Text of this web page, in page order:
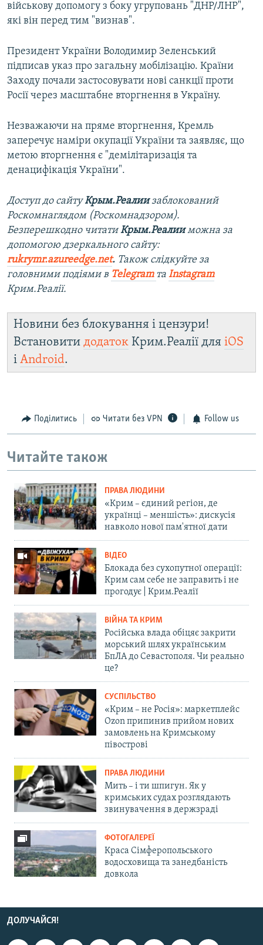
військову допомогу з боку угруповань "ДНР/ЛНР",
які він перед тим "визнав".
Президент України Володимир Зеленський
підписав указ про загальну мобілізацію. Країни
Заходу почали застосовувати нові санкції проти
Росії через масштабне вторгнення в Україну.
Незважаючи на пряме вторгнення, Кремль
заперечує наміри окупації України та заявляє, що
метою вторгнення є "демілітаризація та
денацифікація України".
Доступ до сайтуКрым.Реалиизаблокований
Роскомнаглядом (Роскомнадзором).
Безперешкодно читатиКрым.Реалииможна за
допомогою дзеркального сайту​:
rukrymr.azureedge.net. Також слідкуйте за
головними подіями в Telegram та Instagram
Крим.Реалії.
Новини без блокування і цензури!
Встановити додаток Крим.Реалії для iOS
і Android.
Поділитись Читати без VPN Follow us
Читайте також
ПРАВА ЛЮДИНИ
«Крим – єдиний регіон, де
українці – меншість»: дискусія
навколо нової пам'ятної дати
ВІДЕО
Блокада без сухопутної операції:
Крим сам себе не заправить і не
прогодує | Крим.Реалії
ВІЙНА ТА КРИМ
Російська влада обіцяє закрити
морський шлях українським
БпЛА до Севастополя. Чи реально
це?
СУСПІЛЬСТВО
«Крим – не Росія»: маркетплейс
Ozon припинив прийом нових
замовлень на Кримському
півострові
ПРАВА ЛЮДИНИ
Мить – і ти шпигун. Як у
кримських судах розглядають
звинувачення в держзраді
ФОТОГАЛЕРЕЇ
Краса Сімферопольського
водосховища та занедбаність
довкола
ДОЛУЧАЙСЯ!